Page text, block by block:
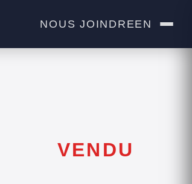
NOUS JOINDREEN
VENDU